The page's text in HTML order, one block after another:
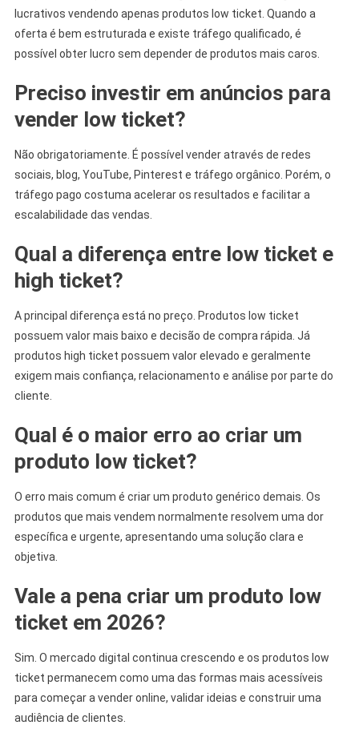
lucrativos vendendo apenas produtos low ticket. Quando a
oferta é bem estruturada e existe tráfego qualificado, é
possível obter lucro sem depender de produtos mais caros.
Preciso investir em anúncios para
vender low ticket?
Não obrigatoriamente. É possível vender através de redes
sociais, blog, YouTube, Pinterest e tráfego orgânico. Porém, o
tráfego pago costuma acelerar os resultados e facilitar a
escalabilidade das vendas.
Qual a diferença entre low ticket e
high ticket?
A principal diferença está no preço. Produtos low ticket
possuem valor mais baixo e decisão de compra rápida. Já
produtos high ticket possuem valor elevado e geralmente
exigem mais confiança, relacionamento e análise por parte do
cliente.
Qual é o maior erro ao criar um
produto low ticket?
O erro mais comum é criar um produto genérico demais. Os
produtos que mais vendem normalmente resolvem uma dor
específica e urgente, apresentando uma solução clara e
objetiva.
Vale a pena criar um produto low
ticket em 2026?
Sim. O mercado digital continua crescendo e os produtos low
ticket permanecem como uma das formas mais acessíveis
para começar a vender online, validar ideias e construir uma
audiência de clientes.